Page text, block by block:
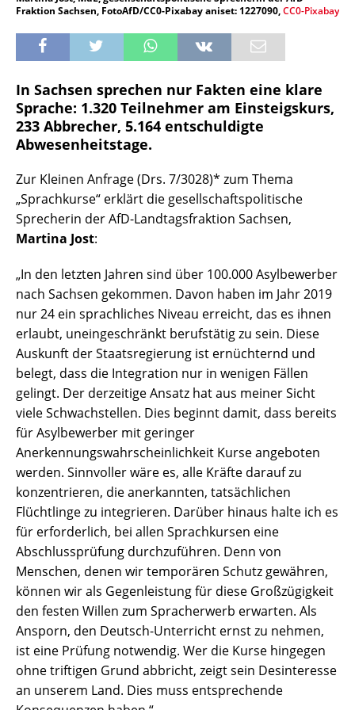
Fraktion Sachsen, FotoAfD/CC0-Pixabay aniset: 1227090,CC0-Pixabay
In Sachsen sprechen nur Fakten eine klare
Sprache: 1.320 Teilnehmer am Einsteigskurs,
233 Abbrecher, 5.164 entschuldigte
Abwesenheitstage.
Zur Kleinen Anfrage (Drs. 7/3028)* zum Thema
„Sprachkurse“ erklärt die gesellschaftspolitische
Sprecherin der AfD-Landtagsfraktion Sachsen,
Martina Jost:
„In den letzten Jahren sind über 100.000 Asylbewerber
nach Sachsen gekommen. Davon haben im Jahr 2019
nur 24 ein sprachliches Niveau erreicht, das es ihnen
erlaubt, uneingeschränkt berufstätig zu sein. Diese
Auskunft der Staatsregierung ist ernüchternd und
belegt, dass die Integration nur in wenigen Fällen
gelingt. Der derzeitige Ansatz hat aus meiner Sicht
viele Schwachstellen. Dies beginnt damit, dass bereits
für Asylbewerber mit geringer
Anerkennungswahrscheinlichkeit Kurse angeboten
werden. Sinnvoller wäre es, alle Kräfte darauf zu
konzentrieren, die anerkannten, tatsächlichen
Flüchtlinge zu integrieren. Darüber hinaus halte ich es
für erforderlich, bei allen Sprachkursen eine
Abschlussprüfung durchzuführen. Denn von
Menschen, denen wir temporären Schutz gewähren,
können wir als Gegenleistung für diese Großzügigkeit
den festen Willen zum Spracherwerb erwarten. Als
Ansporn, den Deutsch-Unterricht ernst zu nehmen,
ist eine Prüfung notwendig. Wer die Kurse hingegen
ohne triftigen Grund abbricht, zeigt sein Desinteresse
an unserem Land. Dies muss entsprechende